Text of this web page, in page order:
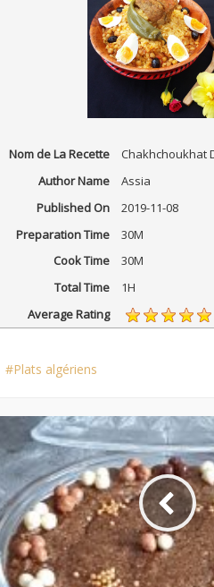
Nom de La Recette
Chakhchoukhat
Author Name
Assia
Published On
2019-11-08
Preparation Time
30M
Cook Time
30M
Total Time
1H
Average Rating
Plats algériens